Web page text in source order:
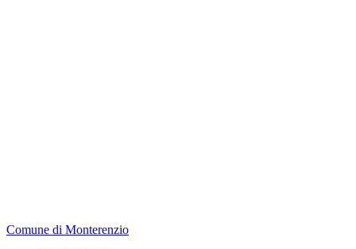
Comune di Monterenzio